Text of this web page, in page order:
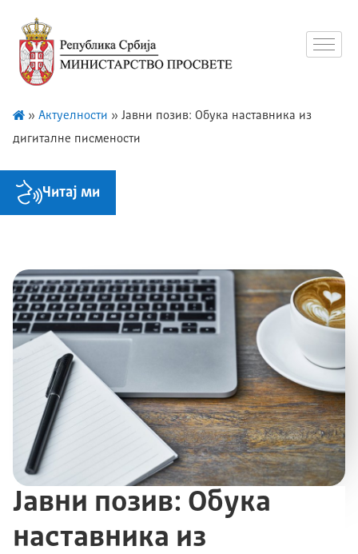
» Актуелности » Јавни позив: Обука наставника из
дигиталне писмености
Читај ми
Јавни позив: Обука
наставника из